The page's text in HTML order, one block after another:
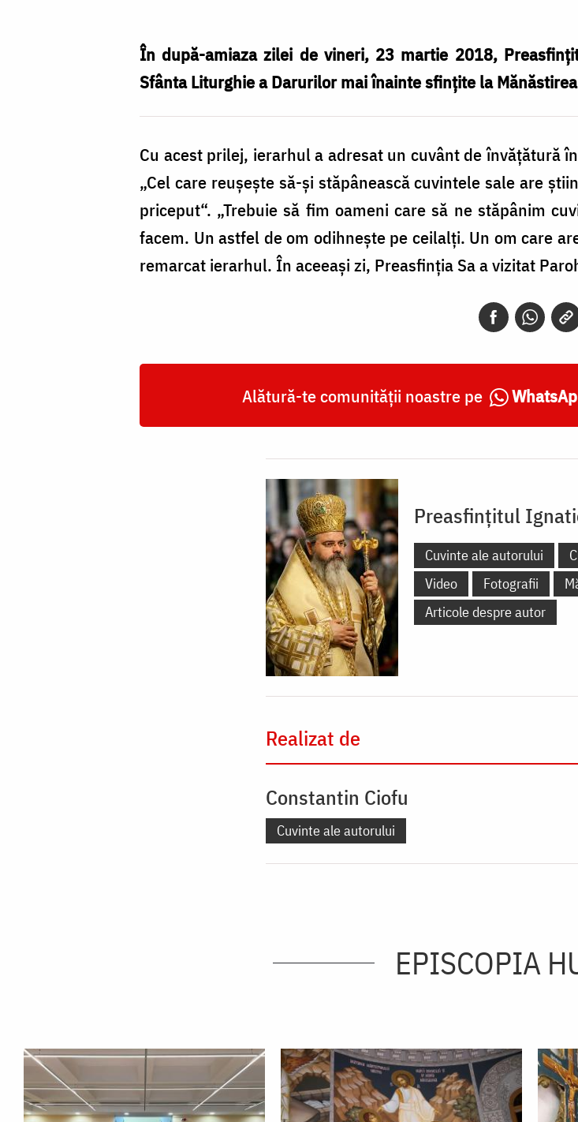
În după-amiaza zilei de vineri, 23 martie 2018,
Sfânta Liturghie a Darurilor mai înainte sfinţite la
Cu acest prilej, ierarhul a adresat un cuvânt de învăţătură
„Cel care reuşeşte să-şi stăpânească cuvintele sale are
priceput“. „Trebuie să fim oameni care să ne stăpânim
facem. Un astfel de om odihneşte pe ceilalţi. Un om care
remarcat ierarhul. În aceeaşi zi, Preasfinţia Sa a vizitat
Alătură-te comunității noastre pe
Preasfințitul
Cuvinte ale autorului
Video
Fotografii
Articole despre autor
Realizat de
Constantin Ciofu
Cuvinte ale autorului
EPISCOPIA